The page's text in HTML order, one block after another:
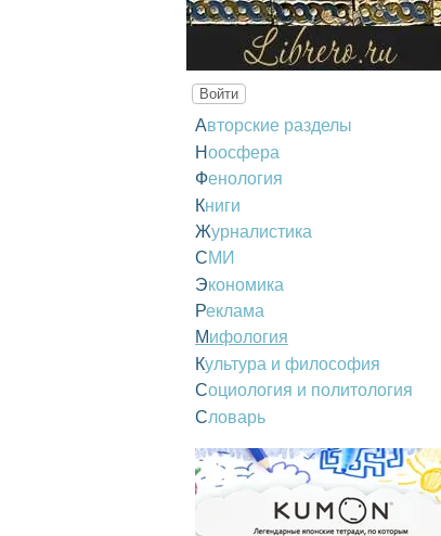
Войти
Авторские разделы
Ноосфера
Фенология
Книги
Журналистика
СМИ
Экономика
Реклама
Мифология
Культура и философия
Социология и политология
Словарь